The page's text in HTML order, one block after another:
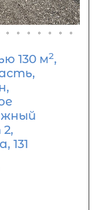
130 м2,
131